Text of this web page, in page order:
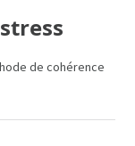
de cohérence